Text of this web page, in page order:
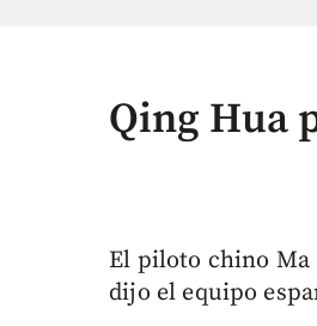
Qing Hua
El piloto chino Ma
dijo el equipo